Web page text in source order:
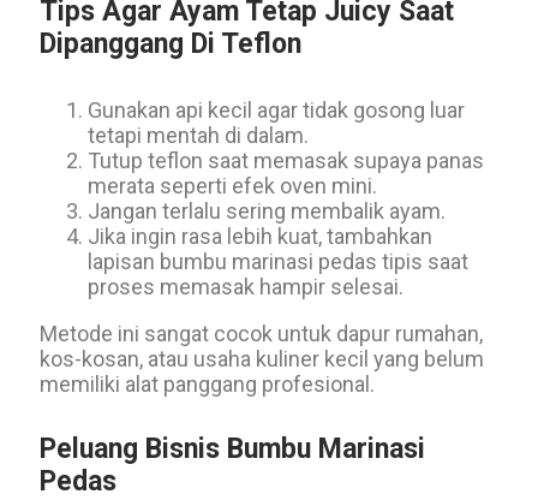
Tips Agar Ayam Tetap Juicy Saat
Dipanggang Di Teflon
Gunakan api kecil agar tidak gosong luar
tetapi mentah di dalam.
Tutup teflon saat memasak supaya panas
merata seperti efek oven mini.
Jangan terlalu sering membalik ayam.
Jika ingin rasa lebih kuat, tambahkan
lapisan bumbu marinasi pedas tipis saat
proses memasak hampir selesai.
Metode ini sangat cocok untuk dapur rumahan,
kos-kosan, atau usaha kuliner kecil yang belum
memiliki alat panggang profesional.
Peluang Bisnis Bumbu Marinasi
Pedas